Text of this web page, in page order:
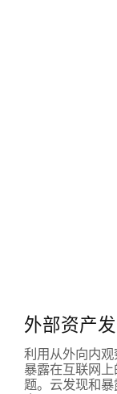
外部资产
利用从外向内
暴露在互联网
题。云发现和暴